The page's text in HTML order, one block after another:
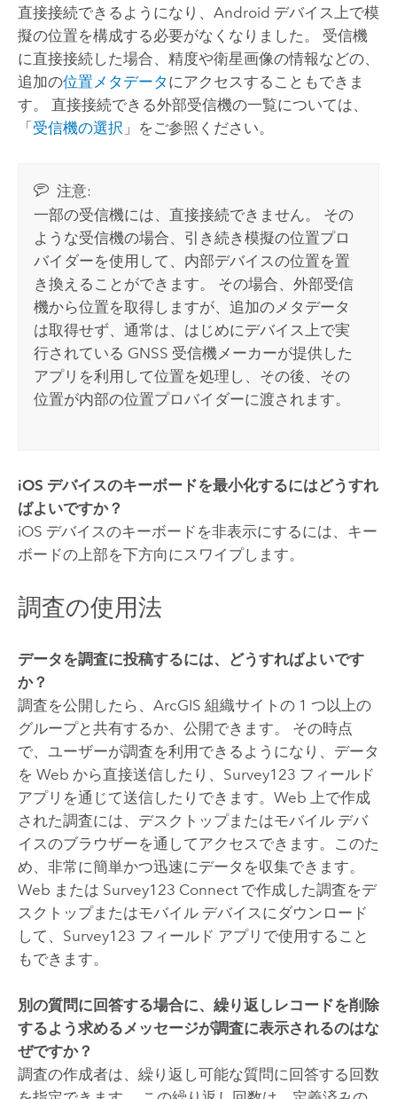
直接接続できるようになり、 Android デバイス上で模
擬の位置を構成する必要がなくなりました。 受信機
に直接接続した場合、精度や衛星画像の情報などの、
追加の位置メタデータ にアクセスすることもできま
す。 直接接続できる外部受信機の一覧については、
「 受信機の選択 」をご参照ください。
注意:
一部の受信機には、直接接続できません。 その
ような受信機の場合、引き続き模擬の位置プロ
バイダーを使用して、内部デバイスの位置を置
き換えることができます。 その場合、外部受信
機から位置を取得しますが、追加のメタデータ
は取得せず、通常は、はじめにデバイス上で実
行されている GNSS 受信機メーカーが提供した
アプリを利用して位置を処理し、その後、その
位置が内部の位置プロバイダーに渡されます。
iOS デバイスのキーボードを最小化するにはどうすれ
ばよいですか？
iOS デバイスのキーボードを非表示にするには、キー
ボードの上部を下方向にスワイプします。
調査の使用法
データを調査に投稿するには、どうすればよいです
か？
調査を公開したら、ArcGIS 組織サイトの 1 つ以上の
グループと共有するか、公開できます。 その時点
で、ユーザーが調査を利用できるようになり、データ
を Web から直接送信したり、 Survey123 フィールド
アプリを通じて送信したりできます。Web 上で作成
された調査には、デスクトップまたはモバイル デバ
イスのブラウザーを通してアクセスできます。このた
め、非常に簡単かつ迅速にデータを収集できます。
Web または Survey123 Connectで作成した調査をデ
スクトップまたはモバイル デバイスにダウンロード
して、 Survey123 フィールド アプリで使用すること
もできます。
別の質問に回答する場合に、繰り返しレコードを削除
するよう求めるメッセージが調査に表示されるのはな
ぜですか？
調査の作成者は、繰り返し可能な質問に回答する回数